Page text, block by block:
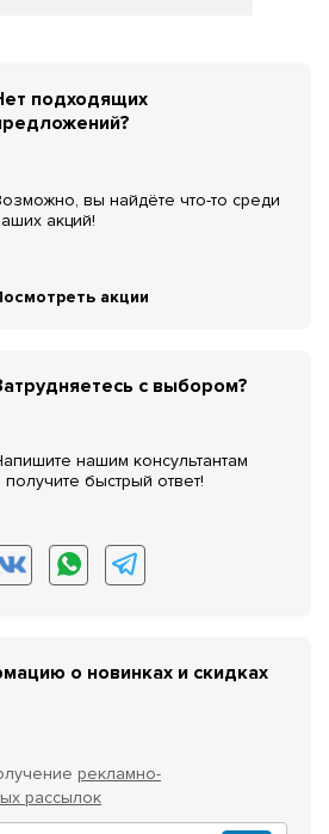
подходящих
вы найдёте что-то среди
акций!
акции
с выбором?
нашим консультантам
получите быстрый ответ!
о новинках и скидках
рекламно-
рассылок